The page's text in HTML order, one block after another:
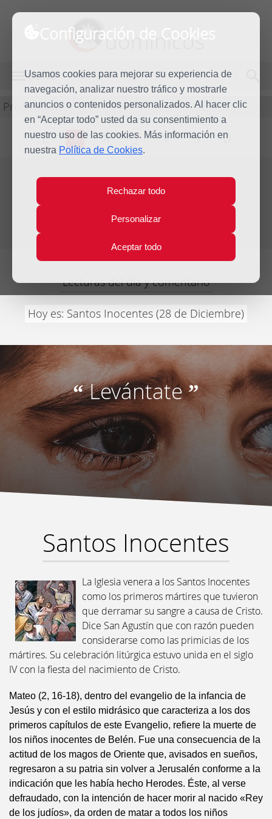
Configuración de Cookies
Usamos cookies para mejorar su experiencia de
navegación, analizar nuestro tráfico y mostrarle
anuncios o contenidos personalizados. Al hacer clic
en “Aceptar todo” usted da su consentimiento a
nuestro uso de las cookies. Más información en
nuestra Política de Cookies.
Rechazar todo
Personalizar
Aceptar todo
dominicos
MENÚ
Predicación
L M X J V S D
Evangelio del día
Lecturas del día y comentario
Hoy es: Santos Inocentes (28 de Diciembre)
“Levántate”
Santos Inocentes
La Iglesia venera a los Santos Inocentes
como los primeros mártires que tuvieron
que derramar su sangre a causa de Cristo.
Dice San Agustín que con razón pueden
considerarse como las primicias de los
mártires. Su celebración litúrgica estuvo unida en el siglo
IV con la fiesta del nacimiento de Cristo.
Mateo (2, 16-18), dentro del evangelio de la infancia de
Jesús y con el estilo midrásico que caracteriza a los dos
primeros capítulos de este Evangelio, refiere la muerte de
los niños inocentes de Belén. Fue una consecuencia de la
actitud de los magos de Oriente que, avisados en sueños,
regresaron a su patria sin volver a Jerusalén conforme a la
indicación que les había hecho Herodes. Éste, al verse
defraudado, con la intención de hacer morir al nacido «Rey
de los judíos», da orden de matar a todos los niños